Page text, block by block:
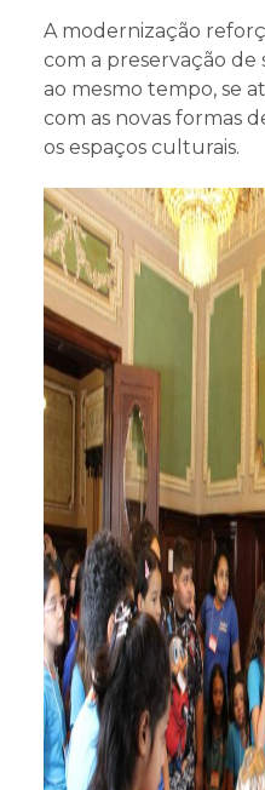
A modernização
com a preservação de
ao mesmo tempo, se
com as novas formas
os espaços culturais.